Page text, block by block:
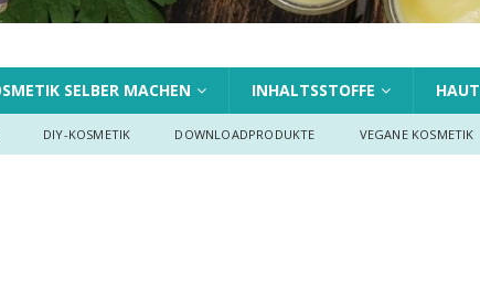
SELBER MACHEN INHALTSSTOFFE HAUT
DIY-KOSMETIK DOWNLOADPRODUKTE VEGANE KOSMETIK